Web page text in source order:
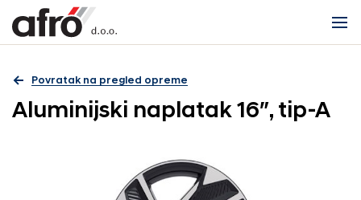
Povratak na pregled opreme
Aluminijski naplatak 16″, tip-A